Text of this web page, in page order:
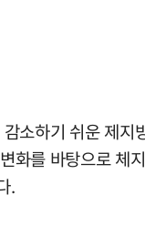
소하기 쉬운 제지
화를 바탕으로 체
.